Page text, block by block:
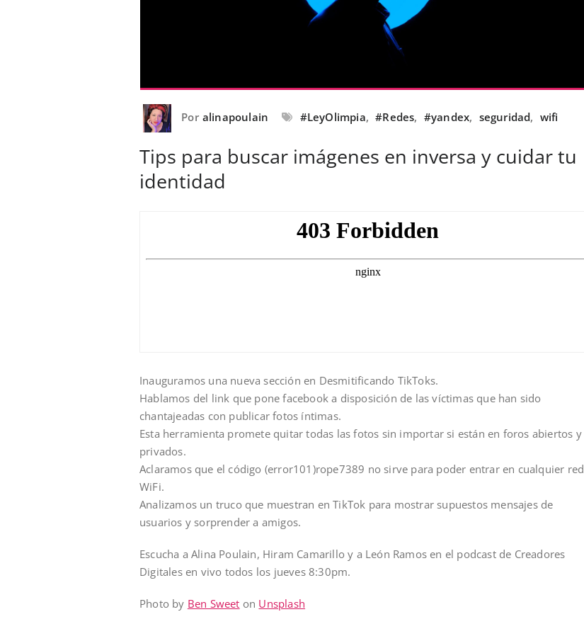
Por alinapoulain #LeyOlimpia, #Redes, #yandex, seguridad, wifi
Tips para buscar imágenes en inversa y cuidar tu
identidad
Inauguramos una nueva sección en Desmitificando TikToks.
Hablamos del link que pone facebook a disposición de las víctimas que han sido
chantajeadas con publicar fotos íntimas.
Esta herramienta promete quitar todas las fotos sin importar si están en foros abiertos y
privados.
Aclaramos que el código (error101)rope7389 no sirve para poder entrar en cualquier red
WiFi.
Analizamos un truco que muestran en TikTok para mostrar supuestos mensajes de
usuarios y sorprender a amigos.
Escucha a Alina Poulain, Hiram Camarillo y a León Ramos en el podcast de Creadores
Digitales en vivo todos los jueves 8:30pm.
Photo by Ben Sweet on Unsplash